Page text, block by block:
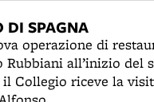
appeso un ritratto
fosse un'immagine
DI SPAGNA
operazione di
Rubbiani all’inizio
Collegio riceve la